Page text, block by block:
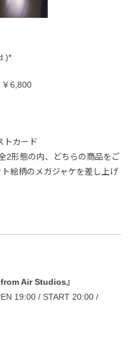
6,800
トカード
形態の内、どちらの商品をご
絵柄のメガジャケを差し上げ
Air Studios』
19:00 / START 20:00 /